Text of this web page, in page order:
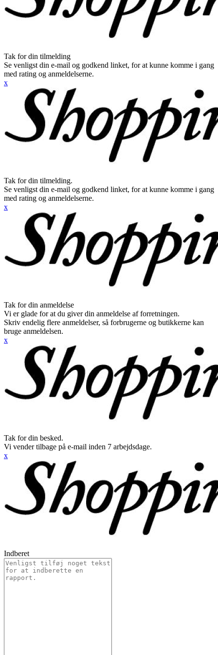
Tak for din tilmelding
Se venligst din e-mail og godkend linket, for at kunne komme i gang
med rating og anmeldelserne.
x
Tak for din tilmelding.
Se venligst din e-mail og godkend linket, for at kunne komme i gang
med rating og anmeldelserne.
x
Tak for din anmeldelse
Vi er glade for at du giver din anmeldelse af forretningen.
Skriv endelig flere anmeldelser, så forbrugerne og butikkerne kan
bruge anmeldelsen.
x
Tak for din besked.
Vi vender tilbage på e-mail inden 7 arbejdsdage.
x
Indberet